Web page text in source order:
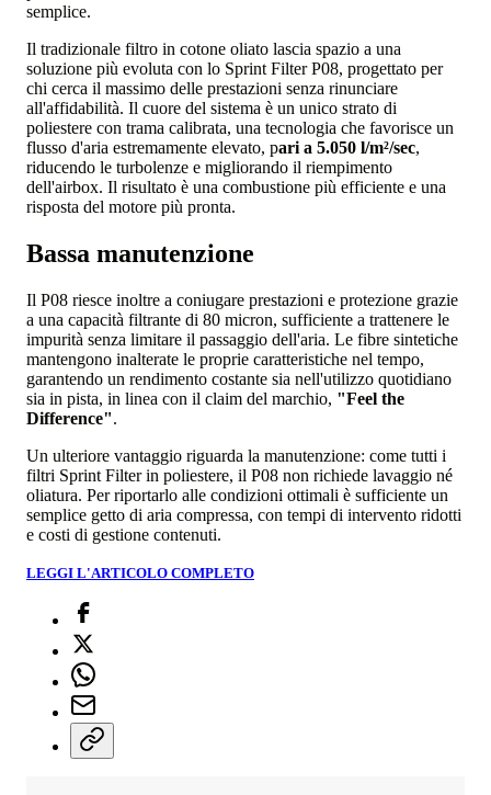
semplice.
Il tradizionale filtro in cotone oliato lascia spazio a una
soluzione più evoluta con lo Sprint Filter P08, progettato per
chi cerca il massimo delle prestazioni senza rinunciare
all'affidabilità. Il cuore del sistema è un unico strato di
poliestere con trama calibrata, una tecnologia che favorisce un
flusso d'aria estremamente elevato, pari a 5.050 l/m²/sec,
riducendo le turbolenze e migliorando il riempimento
dell'airbox. Il risultato è una combustione più efficiente e una
risposta del motore più pronta.
Bassa manutenzione
Il P08 riesce inoltre a coniugare prestazioni e protezione grazie
a una capacità filtrante di 80 micron, sufficiente a trattenere le
impurità senza limitare il passaggio dell'aria. Le fibre sintetiche
mantengono inalterate le proprie caratteristiche nel tempo,
garantendo un rendimento costante sia nell'utilizzo quotidiano
sia in pista, in linea con il claim del marchio, "Feel the
Difference".
Un ulteriore vantaggio riguarda la manutenzione: come tutti i
filtri Sprint Filter in poliestere, il P08 non richiede lavaggio né
oliatura. Per riportarlo alle condizioni ottimali è sufficiente un
semplice getto di aria compressa, con tempi di intervento ridotti
e costi di gestione contenuti.
LEGGI L'ARTICOLO COMPLETO